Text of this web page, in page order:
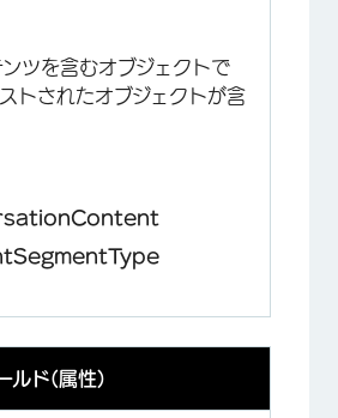
ツを含むオブジェクトで
トされたオブジェクトが含
ルド(属性)